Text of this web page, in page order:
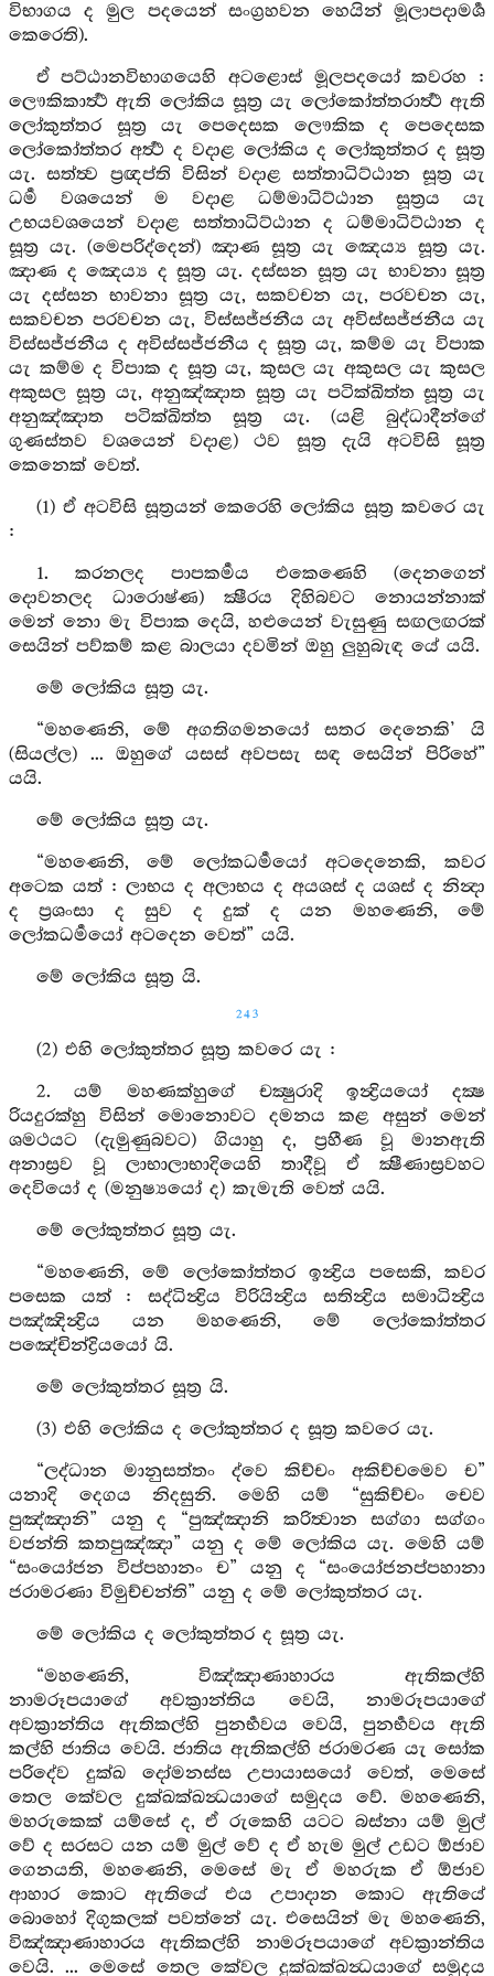
විභාගය ද මුල පදයෙන් සංග්‍රහවන හෙයින් මූලාපදාමර්‍ශ
කෙරෙති).
ඒ පට්ඨානවිභාගයෙහි අටළොස් මූලපදයෝ කවරහ :
ලෞකිකාර්‍ත්‍ථ ඇති ලෝකිය සූත්‍ර යැ ලෝකෝත්තරාර්‍ත්‍ථ ඇති
ලෝකුත්තර සූත්‍ර යැ පෙදෙසක ලෞකික ද පෙදෙසක
ලෝකෝත්තර අර්‍ත්‍ථ ද වදාළ ලෝකිය ද ලෝකුත්තර ද සූත්‍ර
යැ. සත්ත්‍ව ප්‍රඥප්ති විසින් වදාළ සත්තාධිට්ඨාන සූත්‍ර යැ
ධර්‍ම වශයෙන් ම වදාළ ධම්මාධිට්ඨාන සූත්‍රය යැ
උභයවශයෙන් වදාළ සත්තාධිට්ඨාන ද ධම්මාධිට්ඨාන ද
සූත්‍ර යැ. (මෙපරිද්දෙන්) ඤාණ සූත්‍ර යැ ඤෙය්‍ය සූත්‍ර යැ.
ඤාණ ද ඤෙය්‍ය ද සූත්‍ර යැ. දස්සන සූත්‍ර යැ භාවනා සූත්‍ර
යැ දස්සන භාවනා සූත්‍ර යැ, සකවචන යැ, පරවචන යැ,
සකවචන පරවචන යැ, විස්සජ්ජනීය යැ අවිස්සජ්ජනීය යැ
විස්සජ්ජනීය ද අවිස්සජ්ජනීය ද සූත්‍ර යැ, කම්ම යැ විපාක
යැ කම්ම ද විපාක ද සූත්‍ර යැ, කුසල යැ අකුසල යැ කුසල
අකුසල සූත්‍ර යැ, අනුඤ්ඤාත සූත්‍ර යැ පටික්ඛිත්ත සූත්‍ර යැ
අනුඤ්ඤාත පටික්ඛිත්ත සූත්‍ර යැ. (යළි බුද්ධාදීන්ගේ
ගුණස්තව වශයෙන් වදාළ) ථව සූත්‍ර දැයි අටවිසි සූත්‍ර
කෙනෙක් වෙත්.
(1) ඒ අටවිසි සූත්‍රයන් කෙරෙහි ලෝකිය සූත්‍ර කවරෙ යැ
:
1. කරනලද පාපකර්‍මය එකෙණෙහි (දෙනගෙන්
දොවනලද ධාරොෂ්ණ) ක්‍ෂීරය දිහිබවට නොයන්නාක්
මෙන් නො මැ විපාක දෙයි, හළුයෙන් වැසුණු සඟලඟරක්
සෙයින් පව්කම් කළ බාලයා දවමින් ඔහු ලුහුබැඳ යේ යයි.
මේ ලෝකිය සූත්‍ර යැ.
“මහණෙනි, මේ අගතිගමනයෝ සතර දෙනෙකි’ යි
(සියල්ල) ... ඔහුගේ යසස් අවපසැ සඳ සෙයින් පිරිහේ”
යයි.
මේ ලෝකිය සූත්‍ර යැ.
“මහණෙනි, මේ ලෝකධර්‍මයෝ අටදෙනෙකි, කවර
අටෙක යත් : ලාභය ද අලාභය ද අයශස් ද යශස් ද නින්‍දා
ද ප්‍රශංසා ද සුව ද දුක් ද යන මහණෙනි, මේ
ලෝකධර්‍මයෝ අටදෙන වෙත්” යයි.
මේ ලෝකිය සූත්‍ර යි.
243
(2) එහි ලෝකුත්තර සූත්‍ර කවරෙ යැ :
2. යම් මහණක්හුගේ චක්‍ෂුරාදි ඉන්‍ද්‍රියයෝ දක්‍ෂ
රියදුරක්හු විසින් මොනොවට දමනය කළ අසුන් මෙන්
ශමථයට (දැමුණුබවට) ගියාහු ද, ප්‍රහීණ වූ මානඇති
අනාස්‍රව වූ ලාභාලාභාදියෙහි තාදීවූ ඒ ක්‍ෂීණාස්‍රවහට
දෙවියෝ ද (මනුෂ්‍යයෝ ද) කැමැති වෙත් යයි.
මේ ලෝකුත්තර සූත්‍ර යැ.
“මහණෙනි, මේ ලෝකෝත්තර ඉන්‍ද්‍රිය පසෙකි, කවර
පසෙක යත් : සද්ධින්‍ද්‍රිය විරියින්‍ද්‍රිය සතින්‍ද්‍රිය සමාධින්‍ද්‍රිය
පඤ්ඤින්‍ද්‍රිය යන මහණෙනි, මේ ලෝකෝත්තර
පඤේචින්ද්‍රියයෝ යි.
මේ ලෝකුත්තර සූත්‍ර යි.
(3) එහි ලෝකිය ද ලෝකුත්තර ද සූත්‍ර කවරෙ යැ.
“ලද්ධාන මානුසත්තං ද්වෙ කිච්චං අකිච්චමෙව ච”
යනාදි දෙගය නිදසුනි. මෙහි යම් “සුකිච්චං චෙව
පුඤ්ඤානි” යනු ද “පුඤ්ඤානි කරිත්‍වාන සග්ගා සග්ගං
වජන්ති කතපුඤ්ඤා” යනු ද මේ ලෝකිය යැ. මෙහි යම්
“සංයෝජන විප්පහානං ච” යනු ද “සංයෝජනප්පහානා
ජරාමරණා විමුච්චන්ති” යනු ද මේ ලෝකුත්තර යැ.
මේ ලෝකිය ද ලෝකුත්තර ද සූත්‍ර යැ.
“මහණෙනි, විඤ්ඤාණාහාරය ඇතිකල්හි
නාමරූපයාගේ අවක්‍රාන්තිය වෙයි, නාමරූපයාගේ
අවක්‍රාන්තිය ඇතිකල්හි පුනර්‍භවය වෙයි, පුනර්‍භවය ඇති
කල්හි ජාතිය වෙයි. ජාතිය ඇතිකල්හි ජරාමරණ යැ සෝක
පරිදේව දුක්ඛ දෝමනස්ස උපායාසයෝ වෙත්, මෙසේ
තෙල කේවල දුක්ඛක්ඛන්‍ධයාගේ සමුදය වේ. මහණෙනි,
මහරුකෙක් යම්සේ ද, ඒ රුකෙහි යටට බස්නා යම් මුල්
වේ ද සරසට යන යම් මුල් වේ ද ඒ හැම මුල් උඩට ඕජාව
ගෙනයති, මහණෙනි, මෙසේ මැ ඒ මහරුක ඒ ඕජාව
ආහාර කොට ඇතියේ එය උපාදාන කොට ඇතියේ
බොහෝ දිගුකලක් පවත්නේ යැ. එසෙයින් මැ මහණෙනි,
විඤ්ඤාණාහාරය ඇතිකල්හි නාමරූපයාගේ අවක්‍රාන්තිය
වෙයි. ... මෙසේ තෙල කේවල දුක්ඛක්ඛන්‍ධයාගේ සමුදය